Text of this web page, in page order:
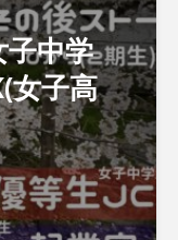
子中学
女子高